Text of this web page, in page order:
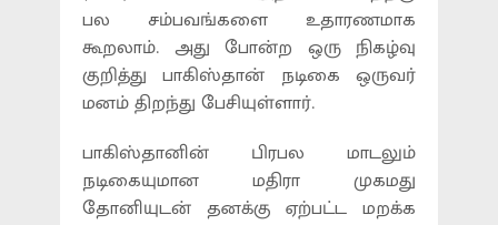
பல சம்பவங்களை உதாரணமாக
கூறலாம். அது போன்ற ஒரு நிகழ்வு
குறித்து பாகிஸ்தான் நடிகை ஒருவர்
மனம் திறந்து பேசியுள்ளார்.
பாகிஸ்தானின் பிரபல மாடலும்
நடிகையுமான மதிரா முகமது
தோனியுடன் தனக்கு ஏற்பட்ட மறக்க